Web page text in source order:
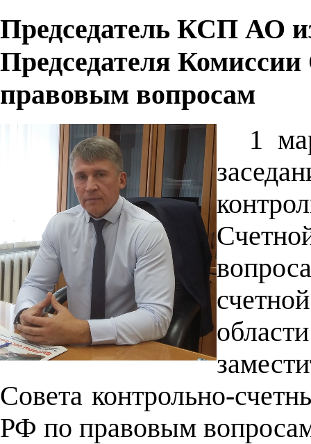
Председатель КСП АО
Председателя
правовым вопросам
1
Совета контрольно-
РФ по правовым